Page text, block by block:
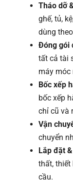
Tháo dỡ
ghế, tủ,
dùng
Đóng gói
tất cả tài
máy móc
Bốc xếp
bốc xếp
chỉ cũ và
Vận
chuyển
Lắp đặt
thất, thiết
cầu.